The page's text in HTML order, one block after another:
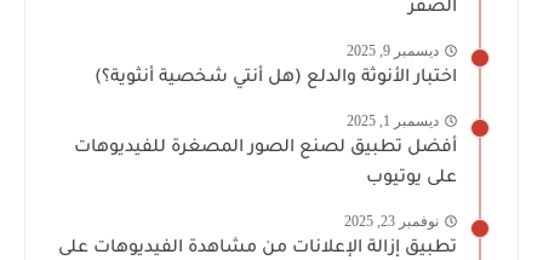
الصفر
ديسمبر 9, 2025
اختبار الأنوثة والدلع (هل أنتي شخصية أنثوية؟)
ديسمبر 1, 2025
أفضل تطبيق لصنع الصور المصغرة للفيديوهات
على يوتيوب
نوفمبر 23, 2025
تطبيق إزالة الإعلانات من مشاهدة الفيديوهات على